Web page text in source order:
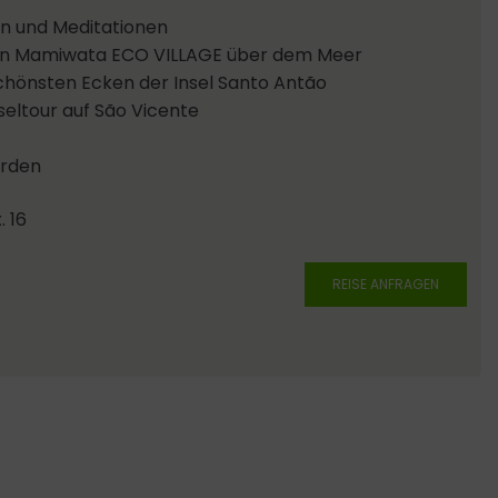
und Meditationen
ECO VILLAGE über dem Meer
Ecken der Insel Santo Antão
auf São Vicente
16
REISE ANFRAGEN